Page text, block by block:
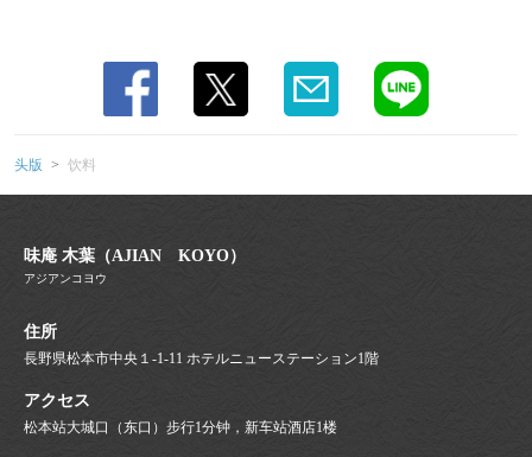
头版 饮料
味庵 木葉（AJIAN KOYO）
アジアンコヨウ
住所
長野県松本市中央１-1-11 ホテルニューステーション1階
アクセス
松本站大城口（东口）步行1分钟，新车站酒店1楼